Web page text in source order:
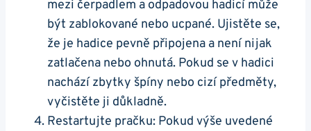
mezi čerpadlem​ a odpadovou hadicí ‍může
být zablokované ⁤nebo ucpané. Ujistěte se,
že je hadice pevně připojena a není nijak
zatlačena ⁤nebo ohnutá.⁤ Pokud ⁢se v hadici
nachází ⁣zbytky špíny nebo cizí předměty,
vyčistěte ji důkladně.
Restartujte pračku: Pokud ⁤výše uvedené